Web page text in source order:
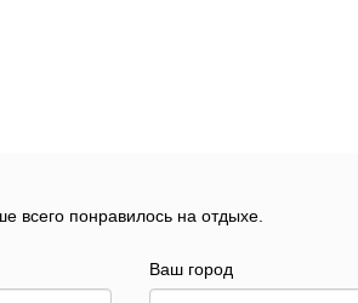
всего понравилось на отдыхе.
Ваш город